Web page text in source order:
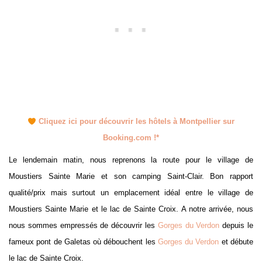
Cliquez ici pour découvrir les hôtels à Montpellier sur
Booking.com !*
Le lendemain matin, nous reprenons la route pour le village de
Moustiers Sainte Marie et son camping Saint-Clair. Bon rapport
qualité/prix mais surtout un emplacement idéal entre le village de
Moustiers Sainte Marie et le lac de Sainte Croix. A notre arrivée, nous
nous sommes empressés de découvrir les Gorges du Verdon depuis le
fameux pont de Galetas où débouchent les Gorges du Verdon et débute
le lac de Sainte Croix.